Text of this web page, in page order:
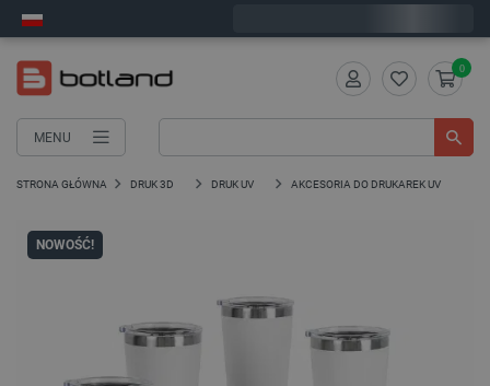
MENU
0
STRONA GŁÓWNA DRUK 3D DRUK UV AKCESORIA DO DRUKAREK UV
NOWOŚĆ!